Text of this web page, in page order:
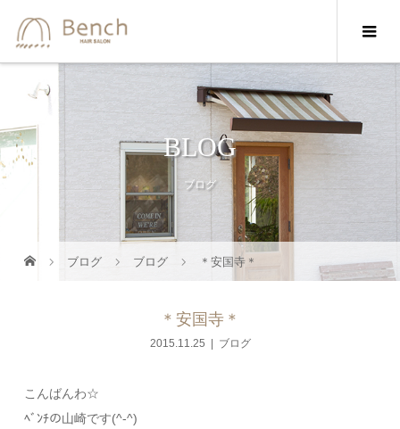
BLOG
ブログ
ブログ ブログ ＊安国寺＊
＊安国寺＊
2015.11.25 ブログ
こんばんわ☆
ﾍﾞﾝﾁの山崎です(^-^)